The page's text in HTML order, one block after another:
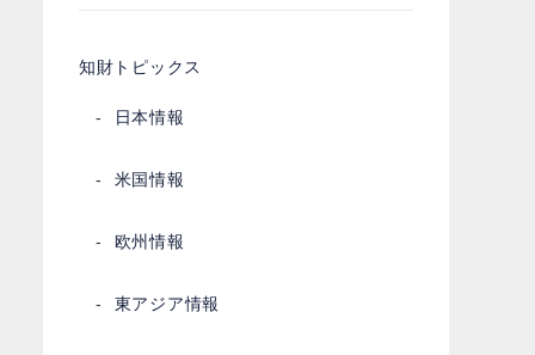
知財トピックス
日本情報
米国情報
欧州情報
東アジア情報